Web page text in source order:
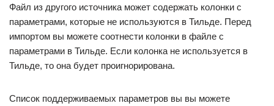
Файл из другого источника может содержать колонки с
параметрами, которые не используются в Тильде. Перед
импортом вы можете соотнести колонки в файле с
параметрами в Тильде. Если колонка не используется в
Тильде, то она будет проигнорирована.
Список поддерживаемых параметров вы вы можете